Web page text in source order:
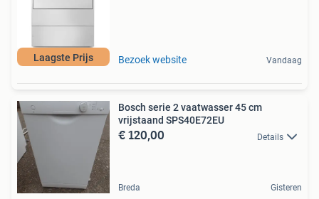
Laagste Prijs Bezoek website Vandaag
Bosch serie 2 vaatwasser 45 cm
vrijstaand SPS40E72EU
€ 120,00 Details
Breda Gisteren